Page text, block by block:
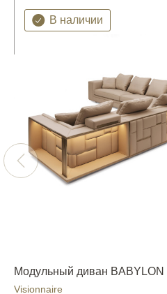
В наличии
Модульный диван BABYLON
Visionnaire